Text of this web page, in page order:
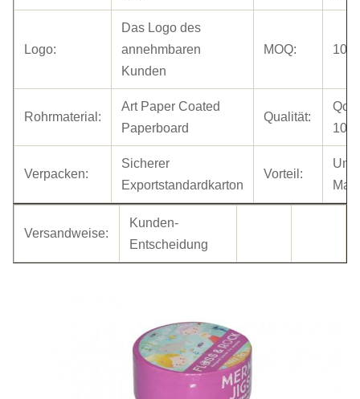
Logo:
Das Logo des
annehmbaren
Kunden
MOQ:
Rohrmaterial:
Art Paper Coated
Paperboard
Qualität:
Qc-
Verpacken:
Sicherer
Exportstandardkarton
Vorteil:
Versandweise:
Kunden-
Entscheidung